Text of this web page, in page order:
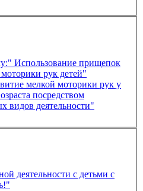
рук детей"
мелкой моторики рук у
посредством
видов деятельности"
деятельности с детьми с